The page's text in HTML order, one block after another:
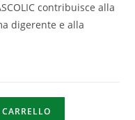
contribuisce alla
digerente e alla